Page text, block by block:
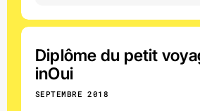
Diplôme du petit
inOui
SEPTEMBRE 2018